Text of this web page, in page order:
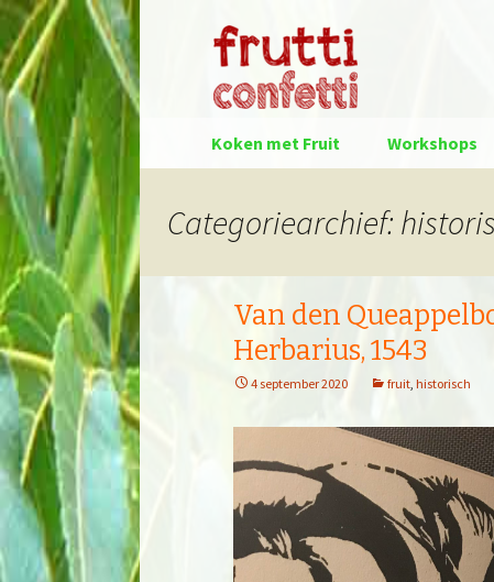
naar
inhoud
Koken met Fruit Workshops
Categoriearchief:
Van den
Herbarius, 1543
4 september 2020 fruit, historisch